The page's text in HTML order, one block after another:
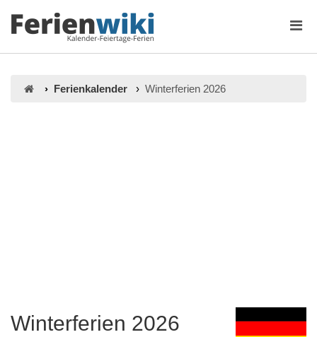
Ferienkalender Winterferien 2026
Winterferien 2026